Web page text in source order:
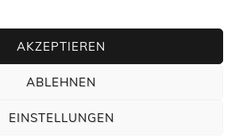
AKZEPTIEREN
ABLEHNEN
EINSTELLUNGEN